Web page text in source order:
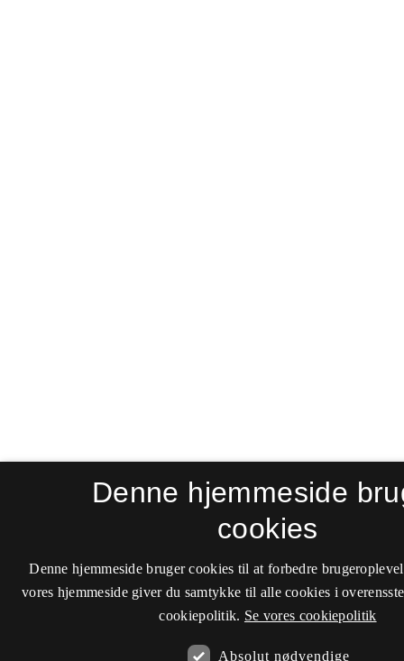
Denne hjemmeside
cookies
Denne hjemmeside bruger cookies til at forbedre
vores hjemmeside giver du samtykke til alle cookies i
cookiepolitik. Se vores cookiepolitik
Absolut nødvendige